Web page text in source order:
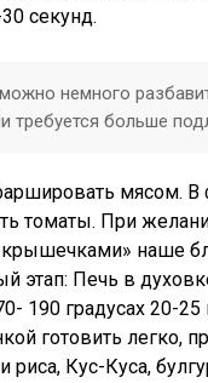
секунд.
немного
требуется больше
мясом. В
томаты. При
наше
этап: Печь в
190 градусах 20-25
готовить легко,
риса, Кус-Куса,